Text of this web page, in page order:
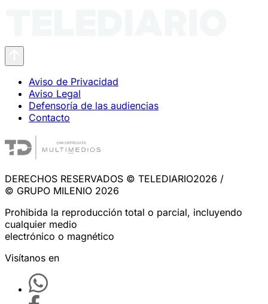
Aviso de Privacidad
Aviso Legal
Defensoría de las audiencias
Contacto
DERECHOS RESERVADOS © TELEDIARIO2026 /
© GRUPO MILENIO 2026
Prohibida la reproducción total o parcial, incluyendo
cualquier medio
electrónico o magnético
Visítanos en